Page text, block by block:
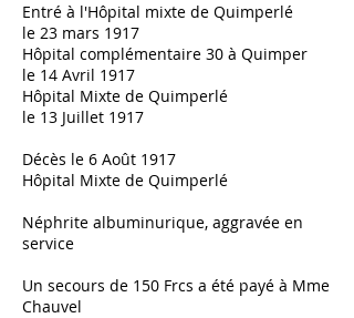
Entré à l'Hôpital mixte de Quimperlé
le 23 mars 1917
Hôpital complémentaire 30 à Quimper
le 14 Avril 1917
Hôpital Mixte de Quimperlé
le 13 Juillet 1917
Décès le 6 Août 1917
Hôpital Mixte de Quimperlé
Néphrite albuminurique, aggravée en
service
Un secours de 150 Frcs a été payé à Mme
Chauvel